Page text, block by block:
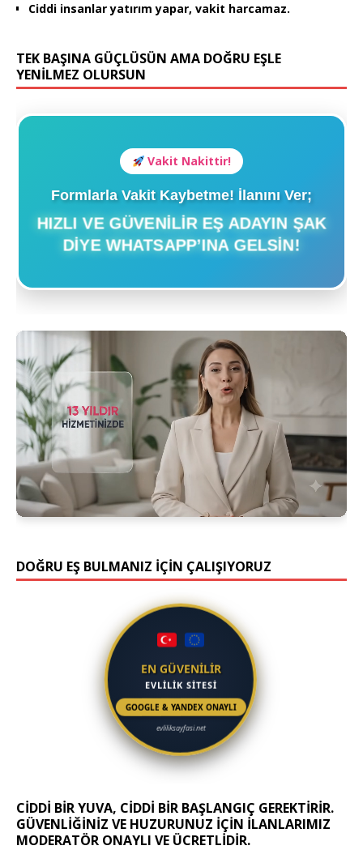
Ciddi insanlar yatırım yapar, vakit harcamaz.
TEK BAŞINA GÜÇLÜSÜN AMA DOĞRU EŞLE
YENİLMEZ OLURSUN
Vakit Nakittir!
Formlarla Vakit Kaybetme! İlanını Ver;
HIZLI VE GÜVENILIR EŞ ADAYIN ŞAK
DIYE WHATSAPP’INA GELSIN!
DOĞRU EŞ BULMANIZ İÇİN ÇALIŞIYORUZ
EN GÜVENİLİR
EVLİLİK SİTESİ
GOOGLE & YANDEX ONAYLI
evliliksayfasi.net
CIDDI BIR YUVA, CIDDI BIR BAŞLANGIÇ GEREKTIRIR.
GÜVENLIĞINIZ VE HUZURUNUZ IÇIN ILANLARIMIZ
MODERATÖR ONAYLI VE ÜCRETLIDIR.